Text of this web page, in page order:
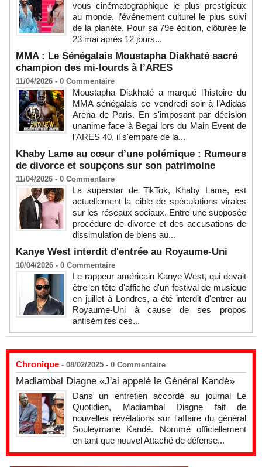
vous cinématographique le plus prestigieux
au monde, l’événement culturel le plus suivi
de la planète. Pour sa 79e édition, clôturée le
23 mai après 12 jours...
MMA : Le Sénégalais Moustapha Diakhaté sacré
champion des mi-lourds à l’ARES
11/04/2026 - 0 Commentaire
Moustapha Diakhaté a marqué l’histoire du
MMA sénégalais ce vendredi soir à l’Adidas
Arena de Paris. En s'imposant par décision
unanime face à Begai lors du Main Event de
l’ARES 40, il s'empare de la...
Khaby Lame au cœur d’une polémique : Rumeurs
de divorce et soupçons sur son patrimoine
11/04/2026 - 0 Commentaire
La superstar de TikTok, Khaby Lame, est
actuellement la cible de spéculations virales
sur les réseaux sociaux. Entre une supposée
procédure de divorce et des accusations de
dissimulation de biens au...
Kanye West interdit d'entrée au Royaume-Uni
10/04/2026 - 0 Commentaire
Le rappeur américain Kanye West, qui devait
être en tête d'affiche d'un festival de musique
en juillet à Londres, a été interdit d'entrer au
Royaume-Uni à cause de ses propos
antisémites ces...
Chronique - 08/02/2025 - 0 Commentaire
Madiambal Diagne «J'ai appelé le Général Kandé»
Dans un entretien accordé au journal Le
Quotidien, Madiambal Diagne fait de
nouvelles révélations sur l'affaire du général
Souleymane Kandé. Nommé officiellement
en tant que nouvel Attaché de défense...